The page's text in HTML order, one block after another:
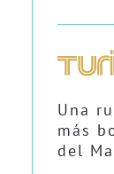
Una
más
del